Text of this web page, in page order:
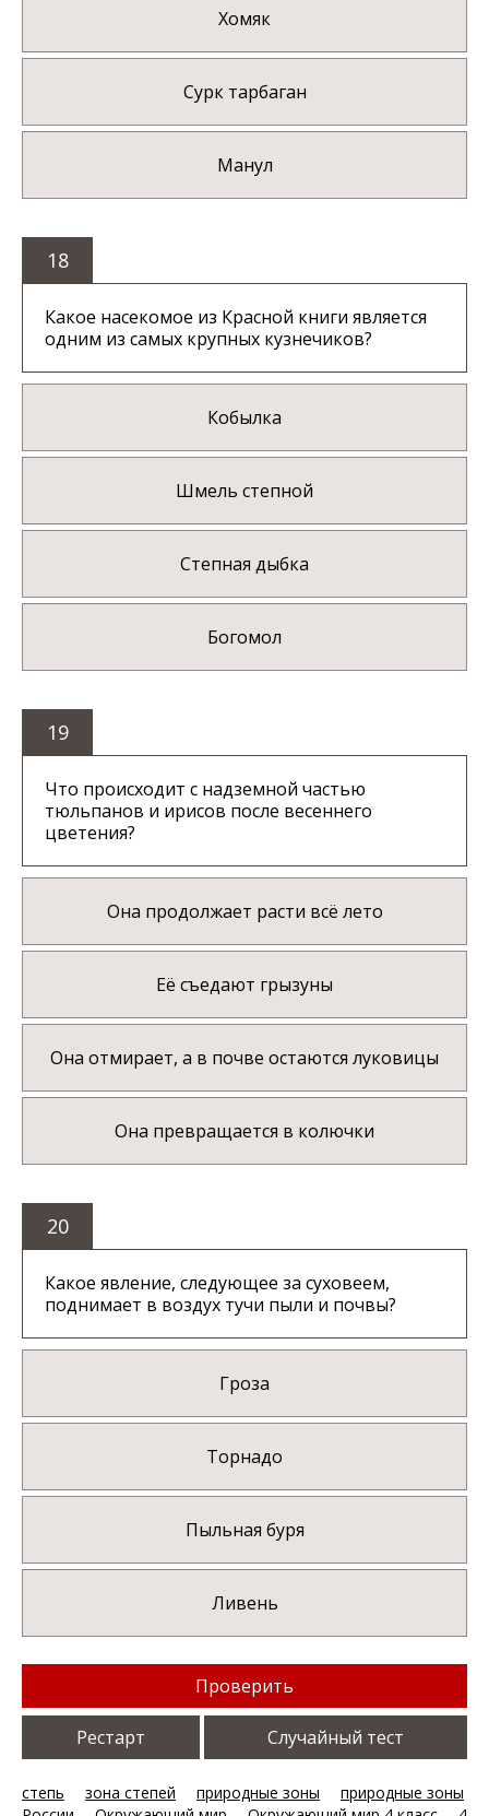
Хомяк
Сурк тарбаган
Манул
18
Какое насекомое из Красной книги является
одним из самых крупных кузнечиков?
Кобылка
Шмель степной
Степная дыбка
Богомол
19
Что происходит с надземной частью
тюльпанов и ирисов после весеннего
цветения?
Она продолжает расти всё лето
Её съедают грызуны
Она отмирает, а в почве остаются луковицы
Она превращается в колючки
20
Какое явление, следующее за суховеем,
поднимает в воздух тучи пыли и почвы?
Гроза
Торнадо
Пыльная буря
Ливень
Проверить
Рестарт Случайный тест
степь зона степей природные зоны
природные зоны